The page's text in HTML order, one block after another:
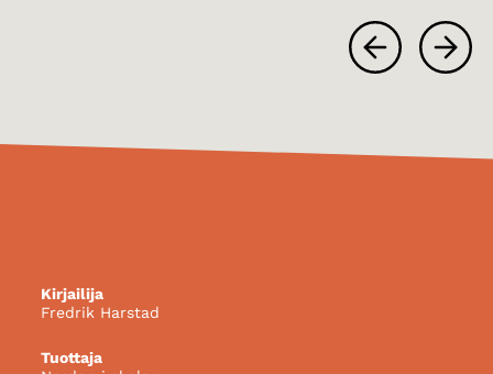
Kirjailija
Fredrik Harstad
Tuottaja